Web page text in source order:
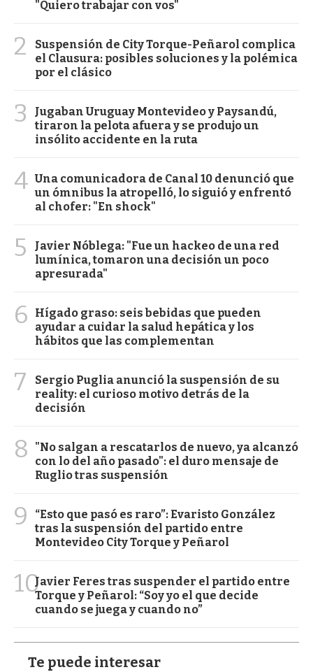
"Quiero trabajar con vos"
2
Suspensión de City Torque-Peñarol complica
el Clausura: posibles soluciones y la polémica
por el clásico
3
Jugaban Uruguay Montevideo y Paysandú,
tiraron la pelota afuera y se produjo un
insólito accidente en la ruta
4 Una comunicadora de Canal 10 denunció que
un ómnibus la atropelló, lo siguió y enfrentó
al chofer: "En shock"
5
Javier Nóblega: "Fue un hackeo de una red
lumínica, tomaron una decisión un poco
apresurada"
6
Hígado graso: seis bebidas que pueden
ayudar a cuidar la salud hepática y los
hábitos que las complementan
7
Sergio Puglia anunció la suspensión de su
reality: el curioso motivo detrás de la
decisión
8
"No salgan a rescatarlos de nuevo, ya alcanzó
con lo del año pasado": el duro mensaje de
Ruglio tras suspensión
9
“Esto que pasó es raro”: Evaristo González
tras la suspensión del partido entre
Montevideo City Torque y Peñarol
10Javier Feres tras suspender el partido entre
Torque y Peñarol: “Soy yo el que decide
cuando se juega y cuando no”
Te puede interesar